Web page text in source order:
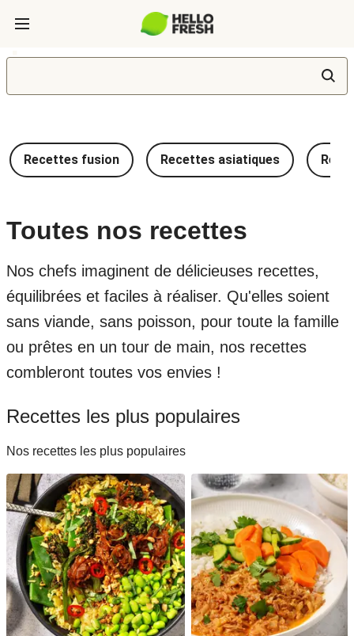
Recettes fusion Recettes asiatiques
Toutes nos recettes
Nos chefs imaginent de délicieuses recettes,
équilibrées et faciles à réaliser. Qu'elles soient
sans viande, sans poisson, pour toute la famille
ou prêtes en un tour de main, nos recettes
combleront toutes vos envies !
Recettes les plus populaires
Nos recettes les plus populaires